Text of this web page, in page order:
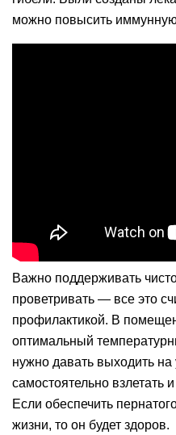
можно повысить
Важно поддерживать
проветривать — все это
профилактикой. В
оптимальный
нужно давать выходить
самостоятельно взлетать
Если обеспечить
жизни, то он будет здоров.